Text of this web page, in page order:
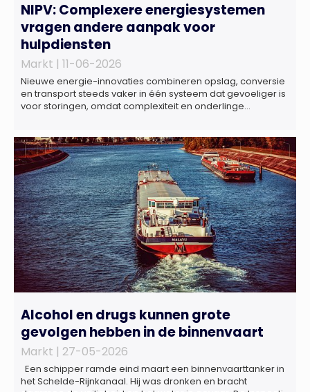
NIPV: Complexere energiesystemen
vragen andere aanpak voor
hulpdiensten
Markt | 11-06-2026
Nieuwe energie-innovaties combineren opslag, conversie
en transport steeds vaker in één systeem dat gevoeliger is
voor storingen, omdat complexiteit en onderlinge
energietransitie. Het NIPV onderzocht zes innovaties met
potentieel grote invloed op het toekomstige
energiesysteem. Het betreft systemen waarbij elektriciteit
of […]
Alcohol en drugs kunnen grote
gevolgen hebben in de binnenvaart
Markt | 27-05-2026
Een schipper ramde eind maart een binnenvaarttanker in
het Schelde-Rijnkanaal. Hij was dronken en bracht